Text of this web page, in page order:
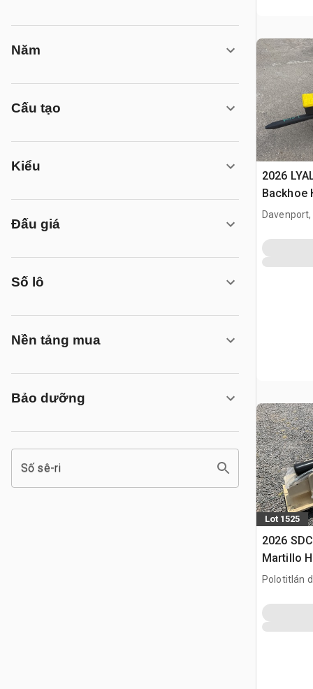
Năm
Cấu tạo
Kiểu
Đấu giá
Số lô
Nền tảng mua
Bảo dưỡng
Số sê-ri
2026
Backhoe
(Unused)
Davenport,
Lot 1525
2026
Martillo
/
Polotitlán